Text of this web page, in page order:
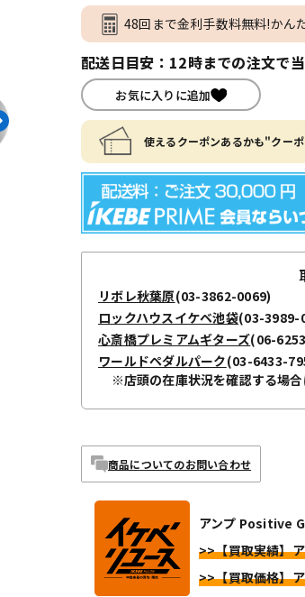
48回まで金利手数料無料!かん
配送日目安：12時までの注文で
お気に入りに追加
使えるクーポンあるかも"クー
リボレ秋葉原(03-3862-0069)
ロックハウスイケベ池袋(03-3989-
心斎橋プレミアムギターズ(06-
ワールドペダルパーク(03-6433-
※店頭の在庫状況を確認する場合
商品についてのお問い合わせ
アンプ Positive
>>【買取実績】
>>【買取価格】